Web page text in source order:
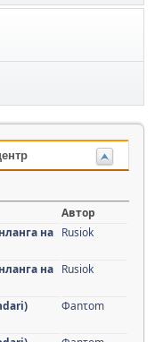
Автор
на Rusiok
на Rusiok
Φanτοm